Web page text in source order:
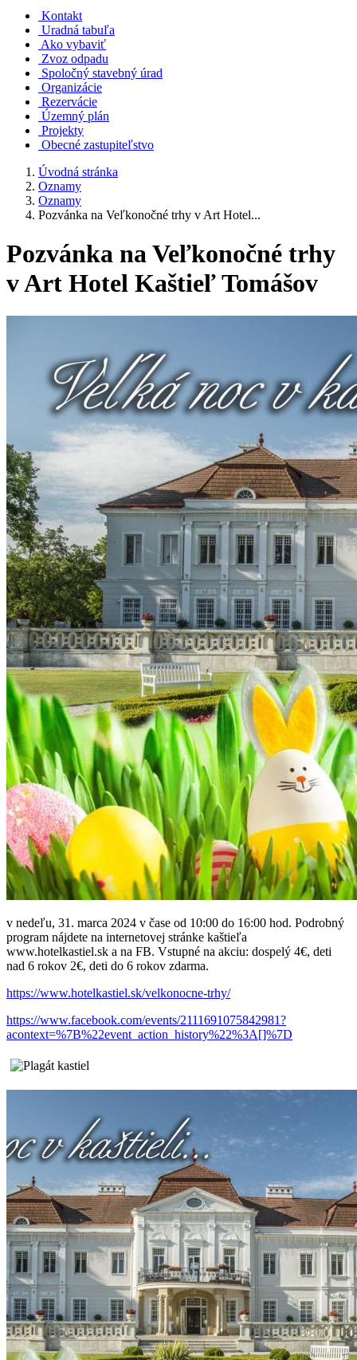
Kontakt
Uradná tabuľa
Ako vybaviť
Zvoz odpadu
Spoločný stavebný úrad
Organizácie
Rezervácie
Územný plán
Projekty
Obecné zastupiteľstvo
Úvodná stránka
Oznamy
Oznamy
Pozvánka na Veľkonočné trhy v Art Hotel...
Pozvánka na Veľkonočné trhy
v Art Hotel Kaštieľ Tomášov
v nedeľu, 31. marca 2024 v čase od 10:00 do 16:00 hod. Podrobný
program nájdete na internetovej stránke kaštieľa
www.hotelkastiel.sk a na FB. Vstupné na akciu: dospelý 4€, deti
nad 6 rokov 2€, deti do 6 rokov zdarma.
https://www.hotelkastiel.sk/velkonocne-trhy/
https://www.facebook.com/events/2111691075842981?
acontext=%7B%22event_action_history%22%3A[]%7D